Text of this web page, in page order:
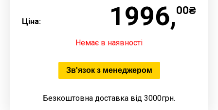
Ціна: 1996,00₴
Немає в наявності
Зв'язок з менеджером
Безкоштовна доставка від 3000грн.